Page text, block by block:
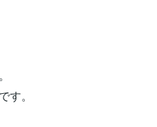
す。